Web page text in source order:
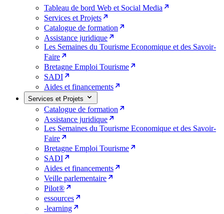
Tableau de bord Web et Social Media
Services et Projets
Catalogue de formation
Assistance juridique
Les Semaines du Tourisme Economique et des Savoir-
Faire
Bretagne Emploi Tourisme
SADI
Aides et financements
Services et Projets
Catalogue de formation
Assistance juridique
Les Semaines du Tourisme Economique et des Savoir-
Faire
Bretagne Emploi Tourisme
SADI
Aides et financements
Veille parlementaire
Pilot®
essources
-learning